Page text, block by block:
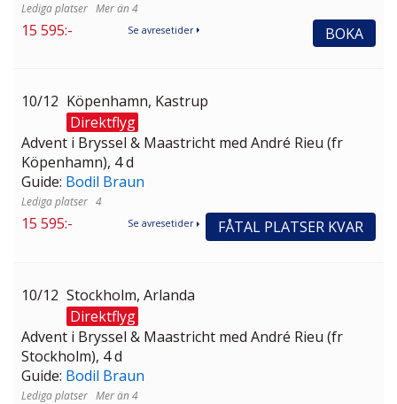
Mer än 4
15 595:- BOKA
Se avresetider
10/12 Köpenhamn, Kastrup
Direktflyg
Advent i Bryssel & Maastricht med André Rieu (fr
Köpenhamn), 4 d
Guide: Bodil Braun
4
15 595:- FÅTAL PLATSER KVAR
Se avresetider
10/12 Stockholm, Arlanda
Direktflyg
Advent i Bryssel & Maastricht med André Rieu (fr
Stockholm), 4 d
Guide: Bodil Braun
Mer än 4